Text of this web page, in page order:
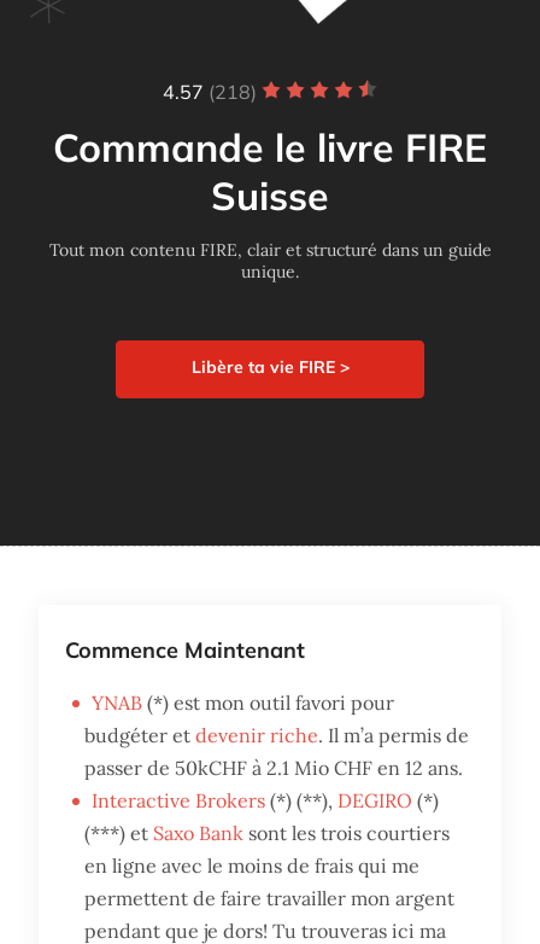
4.57 (218)
Commande le livre FIRE
Suisse
Tout mon contenu FIRE, clair et structuré dans un guide
unique.
Libère ta vie FIRE >
Commence Maintenant
YNAB (*) est mon outil favori pour
budgéter etdevenir riche. Il m’a permis de
passer de 50kCHF à 2.1 Mio CHF en 12 ans.
Interactive Brokers (*) (**), DEGIRO (*)
(***) et Saxo Bank sont les trois courtiers
en ligne avec le moins de frais qui me
permettent de faire travailler mon argent
pendant que je dors! Tu trouveras ici ma